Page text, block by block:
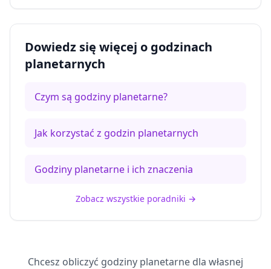
Dowiedz się więcej o godzinach
planetarnych
Czym są godziny planetarne?
Jak korzystać z godzin planetarnych
Godziny planetarne i ich znaczenia
Zobacz wszystkie poradniki →
Chcesz obliczyć godziny planetarne dla własnej